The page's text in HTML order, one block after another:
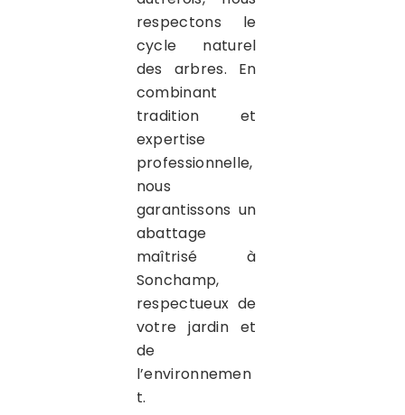
respectons le
cycle naturel
des arbres. En
combinant
tradition et
expertise
professionnelle,
nous
garantissons un
abattage
maîtrisé à
Sonchamp,
respectueux de
votre jardin et
de
l’environnemen
t.